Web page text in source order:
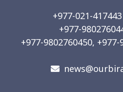
+977-021-417443
+977-
+977-9802760450, +977-